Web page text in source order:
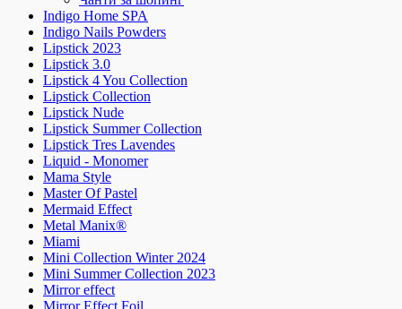
Indigo Home SPA
Indigo Nails Powders
Lipstick 2023
Lipstick 3.0
Lipstick 4 You Collection
Lipstick Collection
Lipstick Nude
Lipstick Summer Collection
Lipstick Tres Lavendes
Liquid - Monomer
Mama Style
Master Of Pastel
Mermaid Effect
Metal Manix®
Miami
Mini Collection Winter 2024
Mini Summer Collection 2023
Mirror effect